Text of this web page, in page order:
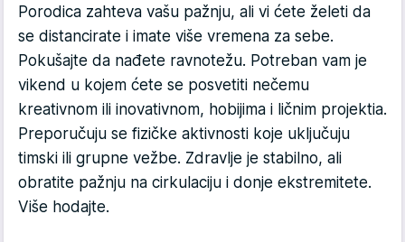
Porodica zahteva vašu pažnju, ali vi ćete želeti da
se distancirate i imate više vremena za sebe.
Pokušajte da nađete ravnotežu. Potreban vam je
vikend u kojem ćete se posvetiti nečemu
kreativnom ili inovativnom, hobijima i ličnim projektia.
Preporučuju se fizičke aktivnosti koje uključuju
timski ili grupne vežbe. Zdravlje je stabilno, ali
obratite pažnju na cirkulaciju i donje ekstremitete.
Više hodajte.